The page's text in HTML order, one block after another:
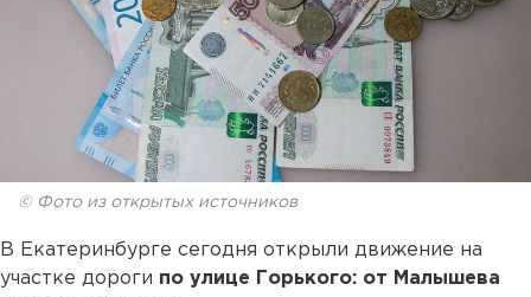
© Фото из открытых источников
В Екатеринбурге сегодня открыли движение на
участке дороги по улице Горького: от Малышева